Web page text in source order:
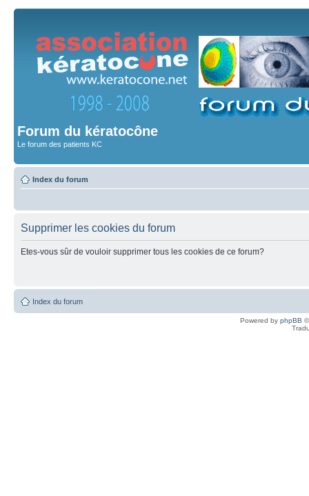
Forum du kératocône
Le forum des patients KC
Index du forum
Supprimer les cookies du forum
Etes-vous sûr de vouloir supprimer tous les cookies de ce forum?
Index du forum
Powered by phpBB